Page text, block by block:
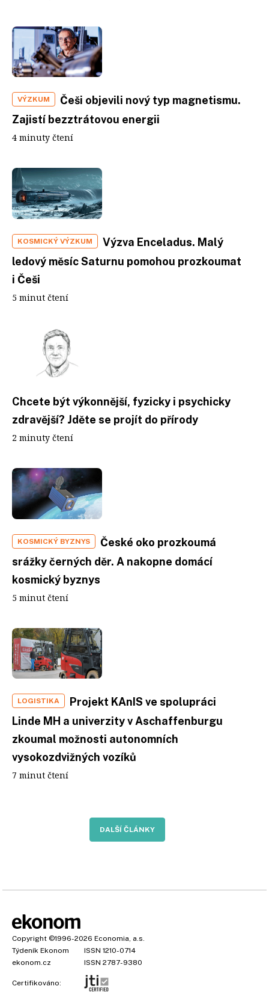
VÝZKUM
Češi objevili nový typ magnetismu.
Zajistí bezztrátovou energii
4 minuty čtení
KOSMICKÝ VÝZKUM
Výzva Enceladus. Malý
ledový měsíc Saturnu pomohou prozkoumat
i Češi
5 minut čtení
Chcete být výkonnější, fyzicky i psychicky
zdravější? Jděte se projít do přírody
2 minuty čtení
KOSMICKÝ BYZNYS
České oko prozkoumá
srážky černých děr. A nakopne domácí
kosmický byznys
5 minut čtení
LOGISTIKA
Projekt KAnIS ve spolupráci
Linde MH a univerzity v Aschaffenburgu
zkoumal možnosti autonomních
vysokozdvižných vozíků
7 minut čtení
DALŠÍ ČLÁNKY
Copyright ©1996-2026 Economia, a.s.
Týdeník Ekonom
ISSN 1210-0714
ekonom.cz
ISSN 2787-9380
Certifikováno: